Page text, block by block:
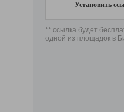
Установить
** ссылка будет
одной из площадок в